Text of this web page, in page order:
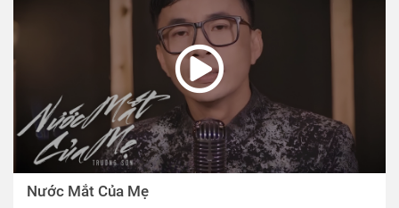
Nước Mắt Của Mẹ